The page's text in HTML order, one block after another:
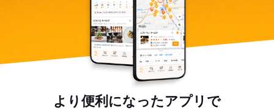
より便利になったアプリで